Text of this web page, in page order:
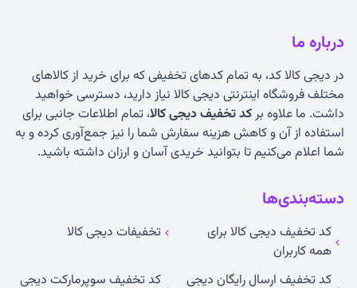
درباره ما
در دیجی کالا کد، به تمام کدهای تخفیفی که برای خرید از کالاهای
مختلف فروشگاه اینترنتی دیجی کالا نیاز دارید، دسترسی خواهید
داشت. ما علاوه برکد تخفیف دیجی کالا، تمام اطلاعات جانبی برای
استفاده از آن و کاهش هزینه سفارش شما را نیز جمع‌آوری کرده و به
شما اعلام می‌کنیم تا بتوانید خریدی آسان و ارزان داشته باشید.
دسته‌بندی‌ها
کد تخفیف دیجی کالا برای
همه کاربران
تخفیفات دیجی کالا
کد تخفیف ارسال رایگان دیجی کد تخفیف سوپرمارکت دیجی